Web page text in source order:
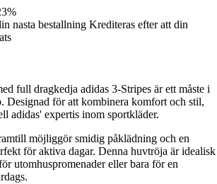
nasta bestallning Krediteras efter att din
full dragkedja adidas 3-Stripes är ett måste i
Designad för att kombinera komfort och stil,
adidas' expertis inom sportkläder.
möjliggör smidig påklädning och en
för aktiva dagar. Denna huvtröja är idealisk
utomhuspromenader eller bara för en